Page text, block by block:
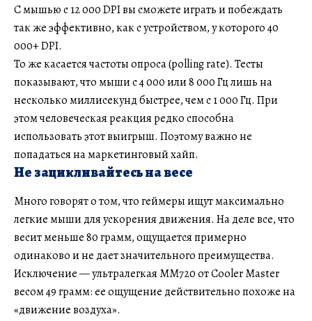
С мышью с 12 000 DPI вы сможете играть и побеждать
так же эффективно, как с устройством, у которого 40
000+ DPI.
То же касается частоты опроса (polling rate). Тесты
показывают, что мыши с 4 000 или 8 000 Гц лишь на
несколько миллисекунд быстрее, чем с 1 000 Гц. При
этом человеческая реакция редко способна
использовать этот выигрыш. Поэтому важно не
попадаться на маркетинговый хайп.
Не зацикливайтесь на весе
Много говорят о том, что геймеры ищут максимально
легкие мыши для ускорения движения. На деле все, что
весит меньше 80 грамм, ощущается примерно
одинаково и не дает значительного преимущества.
Исключение — ультралегкая MM720 от Cooler Master
весом 49 грамм: ее ощущение действительно похоже на
«движение воздуха».